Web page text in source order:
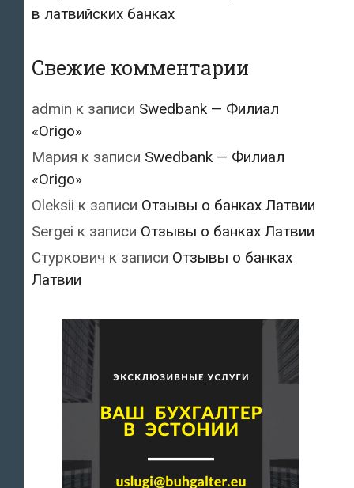
в латвийских банках
Свежие комментарии
admin к записи Swedbank — Филиал
«Origo»
Мария к записи Swedbank — Филиал
«Origo»
Oleksii к записи Отзывы о банках Латвии
Sergei к записи Отзывы о банках Латвии
Стуркович к записи Отзывы о банках
Латвии